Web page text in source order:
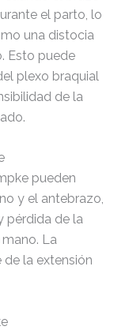
el parto, lo
una distocia
Esto puede
plexo braquial
de la
pueden
y el antebrazo,
pérdida de la
La
la extensión